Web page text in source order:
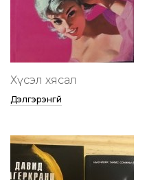
Хүсэл хясал
Дэлгэрэнгүй